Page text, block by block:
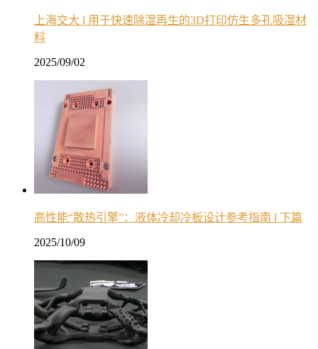
上海交大 l 用于快速除湿再生的3D打印仿生多孔吸湿材
料
2025/09/02
高性能“散热引擎”：液体冷却冷板设计参考指南 l 下篇
2025/10/09